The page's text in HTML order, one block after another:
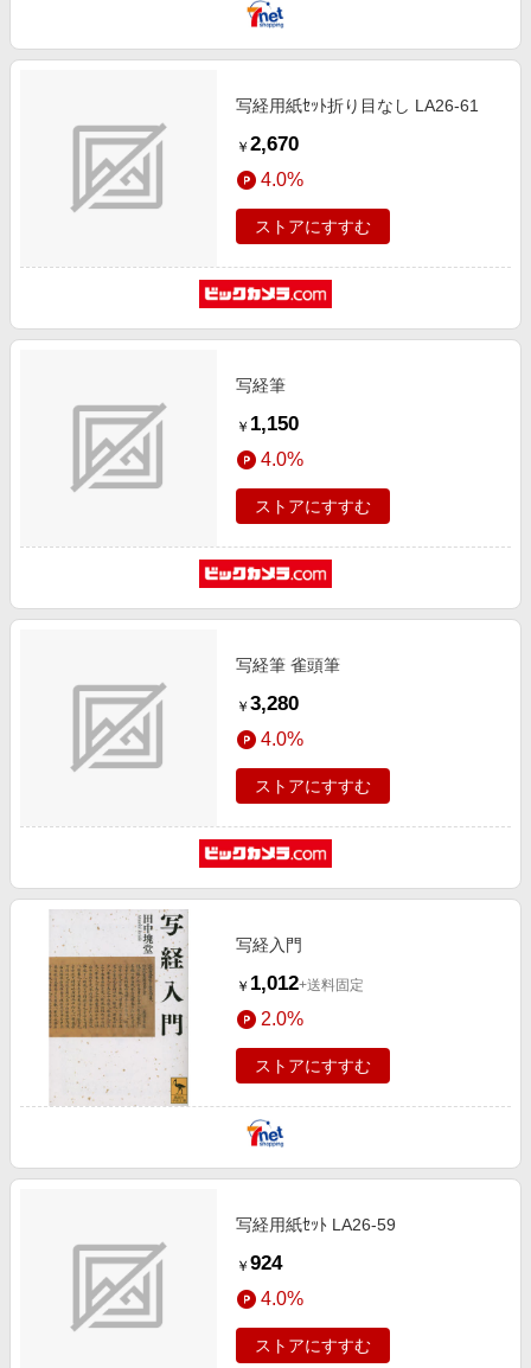
写経用紙ｾｯﾄ折り目なし LA26-61
￥ 2,670
4.0%
ストアにすすむ
写経筆
￥ 1,150
4.0%
ストアにすすむ
写経筆 雀頭筆
￥ 3,280
4.0%
ストアにすすむ
写経入門
￥ 1,012+送料固定
2.0%
ストアにすすむ
写経用紙ｾｯﾄ LA26-59
￥ 924
4.0%
ストアにすすむ